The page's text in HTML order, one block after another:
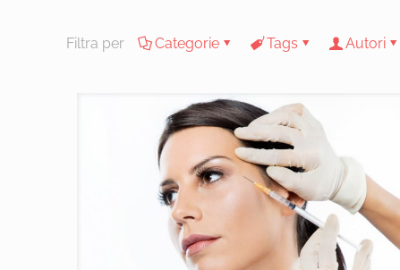
Filtra per Categorie Tags Autori